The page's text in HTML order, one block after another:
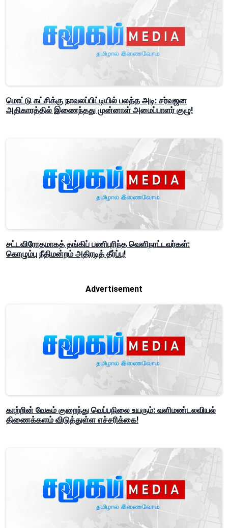
மொட்டு கட்சிக்கு நாவலப்பிட்டியில் பலத்த அடி: சர்வஜன
அதிகாரத்தில் இணைந்தது முன்னாள் அமைப்பாளர் குழு!
சட்டவிரோதமாகத் தங்கிப் பணிபுரிந்த வெளிநாட்டவர்கள்:
கொழும்பு நீதிமன்றம் அதிரடித் தீர்ப்பு!
Advertisement
காற்றின் வேகம் குறைந்து வெப்பநிலை உயரும்: வளிமண்டலவியல்
திணைக்களம் விடுத்துள்ள எச்சரிக்கை!